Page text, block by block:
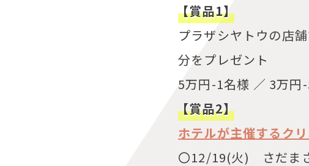
【賞品1】
プラザシヤトウの店
分をプレゼント
5万円-1名様 ／ 3万円
【賞品2】
ホテルが主催するク
〇12/19(火)
さだま